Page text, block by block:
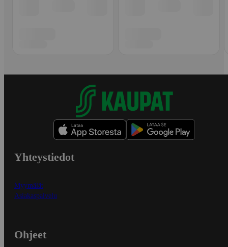
Yhteystiedot
Myymälät
Asiakaspalvelu
Ohjeet